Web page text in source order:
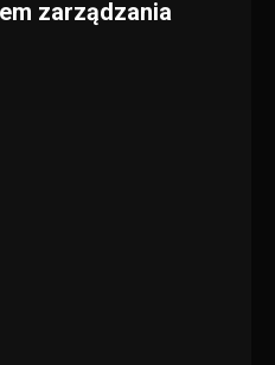
zarządzania